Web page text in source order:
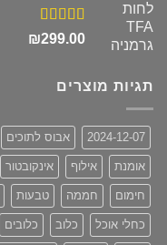
דורג5.00
₪299.00
תגיות מוצרים
2024-12-07 אבוס לתוכים
אומנת אילוף אינקובטור
חימום חממה טבעות
כחלי אוכל כלוב כלובים